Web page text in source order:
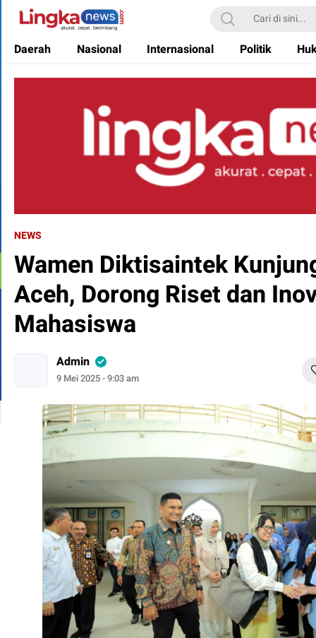
Lingkanews
Akurat. Cepat & Berimbang
Daerah Nasional Internasional Politik
NEWS
Wamen Diktisaintek
Aceh, Dorong Riset dan
Mahasiswa
Admin
9 Mei 2025 - 9:03 am